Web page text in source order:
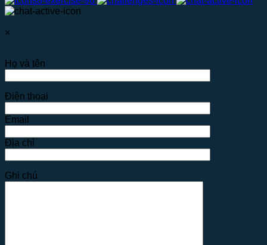
×
Họ và tên
Điện thoại
Email
Địa chỉ
Ghi chú